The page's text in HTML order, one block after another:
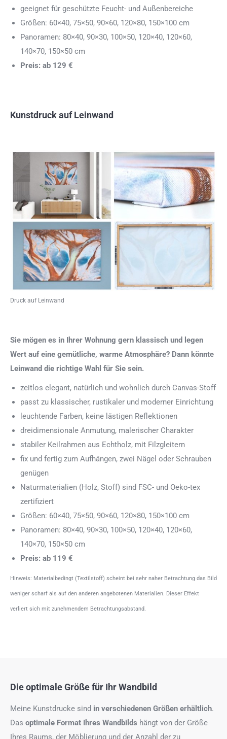
geeignet für geschützte Feucht- und Außenbereiche
Größen: 60×40, 75×50, 90×60, 120×80, 150×100 cm
Panoramen: 80×40, 90×30, 100×50, 120×40, 120×60,
140×70, 150×50 cm
Preis: ab 129 €
Kunstdruck auf Leinwand
Druck auf Leinwand
Sie mögen es in Ihrer Wohnung gern klassisch und legen
Wert auf eine gemütliche, warme Atmosphäre? Dann könnte
Leinwand die richtige Wahl für Sie sein.
zeitlos elegant, natürlich und wohnlich durch Canvas-Stoff
passt zu klassischer, rustikaler und moderner Einrichtung
leuchtende Farben, keine lästigen Reflektionen
dreidimensionale Anmutung, malerischer Charakter
stabiler Keilrahmen aus Echtholz, mit Filzgleitern
fix und fertig zum Aufhängen, zwei Nägel oder Schrauben
genügen
Naturmaterialien (Holz, Stoff) sind FSC- und Oeko-tex
zertifiziert
Größen: 60×40, 75×50, 90×60, 120×80, 150×100 cm
Panoramen: 80×40, 90×30, 100×50, 120×40, 120×60,
140×70, 150×50 cm
Preis: ab 119 €
Hinweis: Materialbedingt (Textilstoff) scheint bei sehr naher Betrachtung das Bild
weniger scharf als auf den anderen angebotenen Materialien. Dieser Effekt
verliert sich mit zunehmendem Betrachtungsabstand.
Die optimale Größe für Ihr Wandbild
Meine Kunstdrucke sind in verschiedenen Größen erhältlich.
Das optimale Format Ihres Wandbilds hängt von der Größe
Ihres Raums, der Möblierung und der Anzahl der zu